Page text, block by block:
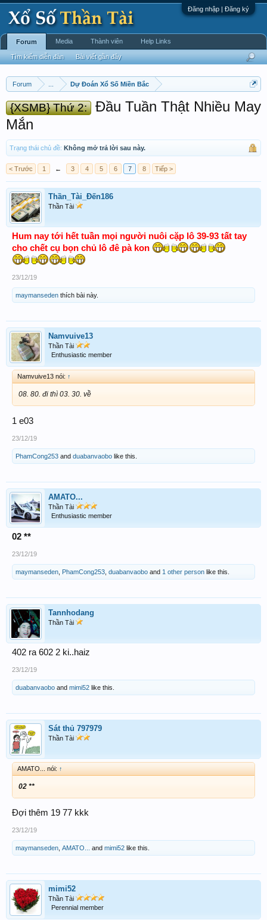
Đăng nhập | Đăng ký
Forum Dự Đoán Xổ Số Miền Bắc
{XSMB} Thứ 2:
Đầu Tuần Thật Nhiều May
Mắn
Trạng thái chủ đề: Không mở trả lời sau này.
< Trước 1 ← 3 4 5 6 7 8 Tiếp >
Thần_Tài_Đến186
Thần Tài
Hum nay tới hết tuần mọi người nuôi cặp lô 39-93 tất tay
cho chết cụ bọn chủ lô đê pà kon
23/12/19
maymanseden thích bài này.
Namvuive13
Thần Tài
Enthusiastic member
Namvuive13 nói: ↑
08. 80. đi thì 03. 30. về
1 e03
23/12/19
PhamCong253 and duabanvaobo like this.
AMATO...
Thần Tài
Enthusiastic member
02 **
23/12/19
maymanseden PhamCong253 duabanvaobo and 1 other person like this.
Tannhodang
Thần Tài
402 ra 602 2 ki..haiz
23/12/19
duabanvaobo and mimi52 like this.
Sát thủ 797979
Thần Tài
AMATO... nói: ↑
02 **
Đợi thêm 19 77 kkk
23/12/19
maymanseden AMATO... and mimi52 like this.
mimi52
Thần Tài
Perennial member
Forum
Tìm kiếm diễn đàn Bài viết gần đây
Media Thành viên Help Links